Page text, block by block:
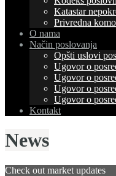
Katastar
Privredna
O nama
Način poslovanja
Opšti uslovi
Ugovor o
Ugovor o
Ugovor o
Ugovor o
Kontakt
News
Check out market updates